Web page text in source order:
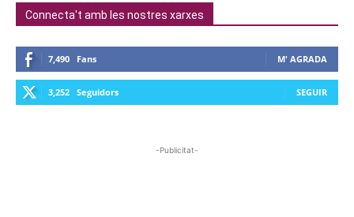
Connecta't amb les nostres xarxes
7,490 Fans M' AGRADA
3,252 Seguidors SEGUIR
-Publicitat-